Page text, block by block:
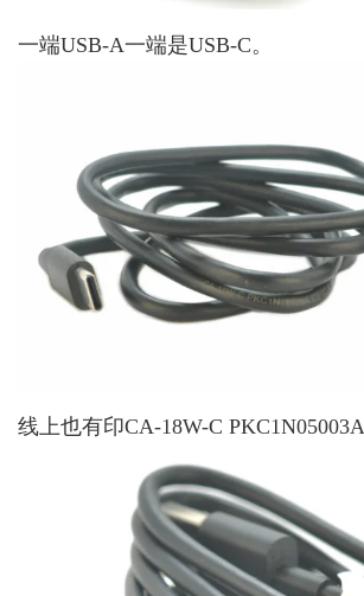
一端USB-A一端是USB-C。
线上也有印CA-18W-C PKC1N05003A